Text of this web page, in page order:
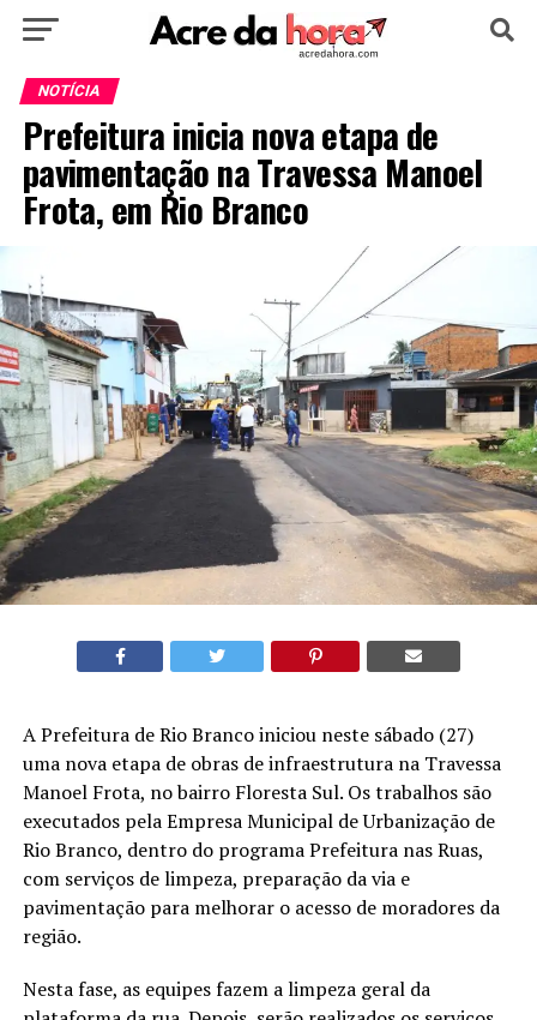
HOME
EDUCAÇÃO NOTÍCIA MUNDO
NOTÍCIA
Prefeitura inicia nova etapa de
pavimentação na Travessa Manoel
Frota, em Rio Branco
A Prefeitura de Rio Branco iniciou neste sábado (27)
uma nova etapa de obras de infraestrutura na Travessa
Manoel Frota, no bairro Floresta Sul. Os trabalhos são
executados pela Empresa Municipal de Urbanização de
Rio Branco, dentro do programa Prefeitura nas Ruas,
com serviços de limpeza, preparação da via e
pavimentação para melhorar o acesso de moradores da
região.
Nesta fase, as equipes fazem a limpeza geral da